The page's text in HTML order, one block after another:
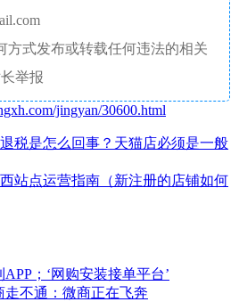
方式发布或转载任何违法的相关
举报
jingyan/30600.html
税是怎么回事？天猫店必须是一般
站点运营指南（新注册的店铺如何
APP；‘网购安装接单平台’
走不通：微商正在飞奔